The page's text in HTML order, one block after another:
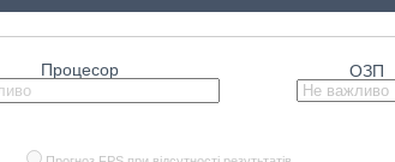
Процесор ОЗП